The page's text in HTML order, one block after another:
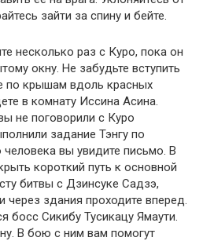
зайти за спину и бейте.
несколько раз с Куро, пока он
окну. Не забудьте вступить
по крышам вдоль красных
в комнату Иссина Асина.
не поговорили с Куро
задание Тэнгу по
человека вы увидите письмо. В
короткий путь к основной
битвы с Дзинсуке Садзэ,
через здания проходите вперед.
босс Сикибу Тусикацу Ямаути.
В бою с ним вам помогут